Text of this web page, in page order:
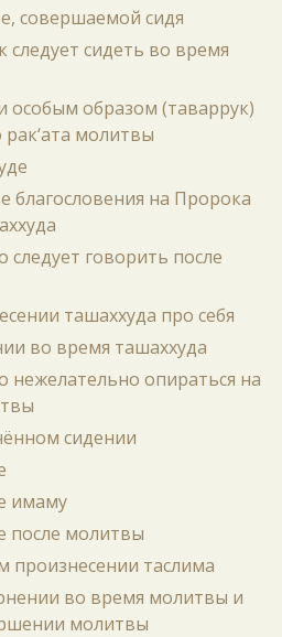
совершаемой сидя
следует сидеть во время
особым образом (таваррук)
молитвы
благословения на Пророка
следует говорить после
ташаххуда про себя
во время ташаххуда
нежелательно опираться на
сидении
имаму
после молитвы
произнесении таслима
во время молитвы и
молитвы